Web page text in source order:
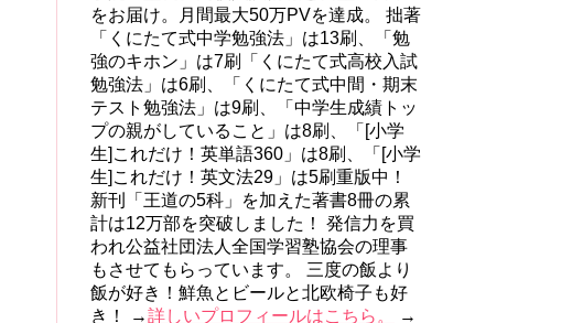
をお届け。月間最大50万PVを達成。 拙著
「くにたて式中学勉強法」は13刷、「勉
強のキホン」は7刷「くにたて式高校入試
勉強法」は6刷、「くにたて式中間・期末
テスト勉強法」は9刷、「中学生成績トッ
プの親がしていること」は8刷、「[小学
生]これだけ！英単語360」は8刷、「[小学
生]これだけ！英文法29」は5刷重版中！
新刊「王道の5科」を加えた著書8冊の累
計は12万部を突破しました！ 発信力を買
われ公益社団法人全国学習塾協会の理事
もさせてもらっています。 三度の飯より
飯が好き！鮮魚とビールと北欧椅子も好
き！ →詳しいプロフィールはこちら。
→